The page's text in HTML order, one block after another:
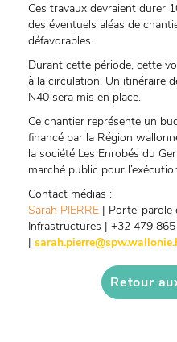
Ces travaux devraient durer
des éventuels aléas de
défavorables.
Durant cette période, cette
à la circulation. Un itinéraire
N40 sera mis en place.
Ce chantier représente un
financé par la Région
la société Les Enrobés du
marché public pour
Contact médias :
Sarah PIERRE | Porte-parole
Infrastructures | +32 479
|
Retour